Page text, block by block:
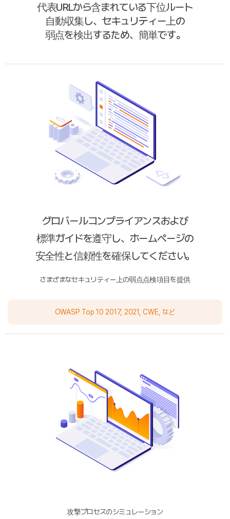
代表URLから含まれている下位ルート
自動収集し、セキュリティー上の
弱点を検出するため、簡単です。
グロバールコンプライアンスおよび
標準ガイドを遵守し、ホームページの
安全性と信頼性を確保してください。
さまざまなセキュリティー上の弱点点検項目を提供
OWASP Top 10 2017, 2021, CWE, など
攻撃プロセスのシミュレーション